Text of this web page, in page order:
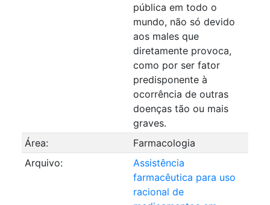
pública em todo o
mundo, não só devido
aos males que
diretamente provoca,
como por ser fator
predisponente à
ocorrência de outras
doenças tão ou mais
graves.
Área:
Farmacologia
Arquivo:
Assistência
farmacêutica para uso
racional de